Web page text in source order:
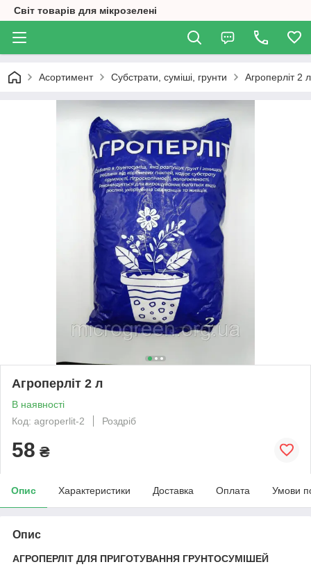
Світ товарів для мікрозелені
Асортимент Субстрати, суміші, грунти Агроперліт 2 л
Агроперліт 2 л
В наявності
Код: agroperlit-2
Роздріб
58 ₴
Опис Характеристики Доставка Оплата Умови
Опис
АГРОПЕРЛІТ ДЛЯ ПРИГОТУВАННЯ ГРУНТОСУМІШЕЙ